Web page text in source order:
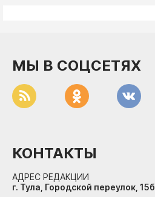
МЫ В СОЦСЕТЯХ
КОНТАКТЫ
АДРЕС РЕДАКЦИИ
г. Тула, Городской переулок, 15б